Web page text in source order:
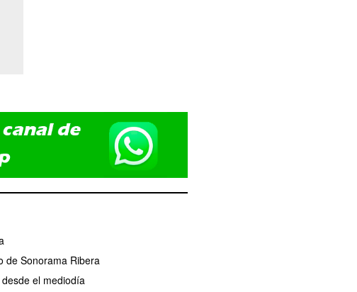
de Sonorama Ribera
el mediodía